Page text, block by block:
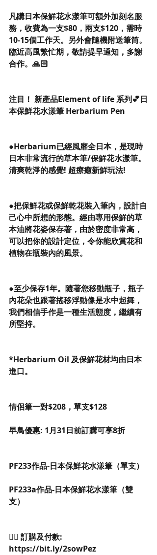
凡購日本保鮮花水漾筆可額外加刻名服
務，收費為一支$80，兩支$120，需時
10-15個工作天。另外會隨機附送筆筒。
臨近高風繁忙期，敬請提早通知，多謝
合作。🙏🏻
注目！ 新產品Element of life 系列💕日
本保鮮花水漾筆 Herbarium Pen
●Herbarium已經風靡全日本，是現時
日本非常流行的草本筆/保鮮花水漾筆。
清爽乾淨的感覺! 超療癒新鮮玩法!
●把保鮮花或保鮮乾花裝入筆內，設計自
己心中所想的形態。經由專用保鮮的草
本油將花姿保存著，由於密度非常高，
可以把你的設計定位，令你能欣賞花和
植物在瓶裝內的風景。
●至少保存1年。隨著您移動瓶子，瓶子
內花朵也跟著搖移浮動像是水中起舞，
我們相信手作是一種生活態度，繼續有
所堅持。
*Herbarium Oil 及保鮮花材均由日本
進口。
情侶筆一對$208，單支$128
早鳥優惠: 1月31日前訂購可享8折
PF233作品-日本保鮮花水漾筆（單支）
PF233a作品-日本保鮮花水漾筆（雙
支）
👉🏻 訂購及付款:
https://bit.ly/2sowPez